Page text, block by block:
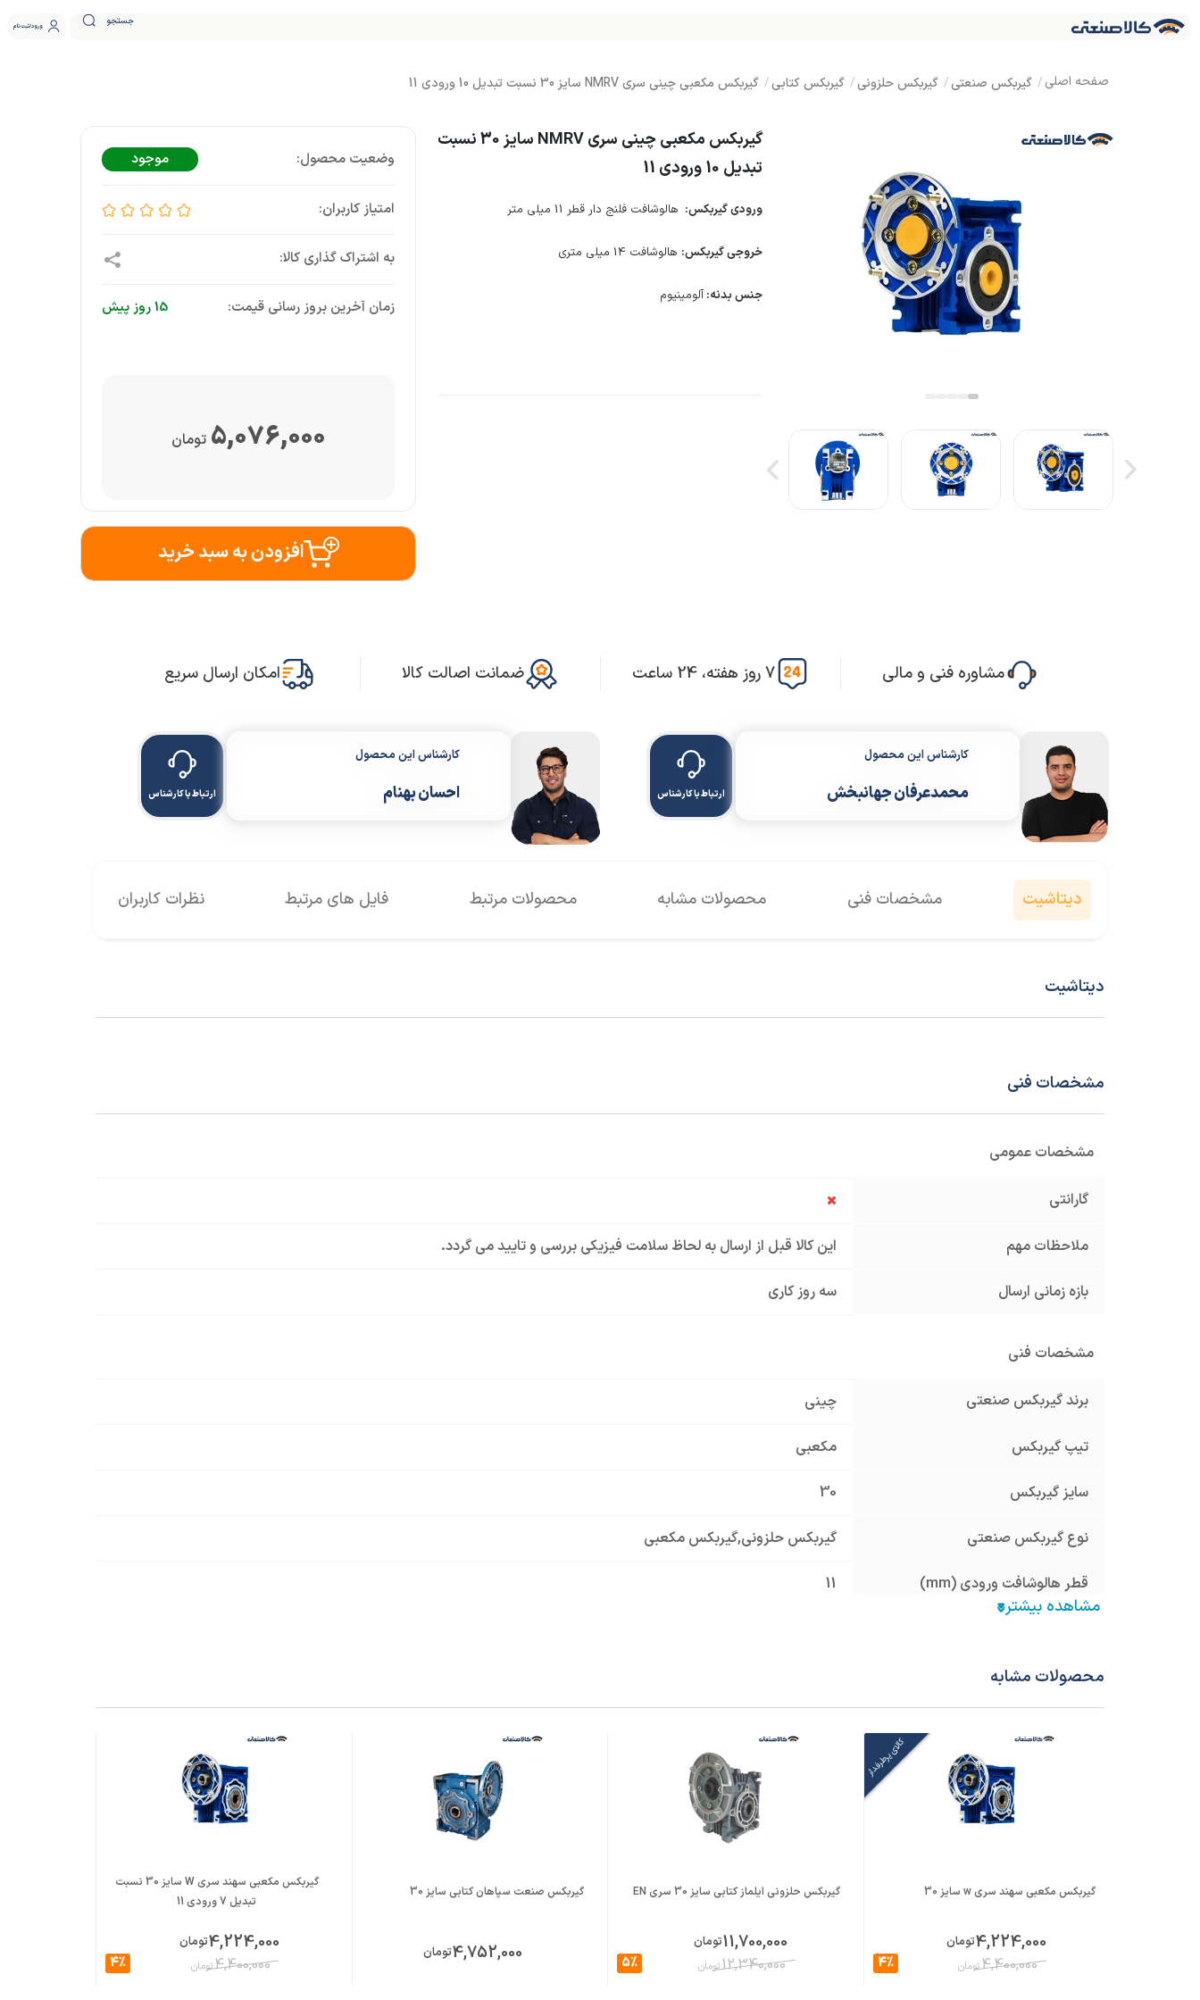
جستجو ورود ثبت نام
گیربکس صنعتی گیربکس حلزونی گیربکس کتابی گیربکس مکعبی چینی سری NMRV سایز 30 نسبت تبدیل 10 ورودی 11
گیربکس مکعبی چینی سری NMRV سایز 30 نسبت
تبدیل 10 ورودی 11
ورودی گیربکس: هالوشافت فلنج دار قطر 11 میلی متر
خروجی گیربکس: هالوشافت 14 میلی متری
جنس بدنه: آلومینیوم
موجود
زمان آخرین بروز رسانی قیمت: 15 روز پیش
5,076,000 تومان
افزودن به سبد خرید
مشاوره فنی و مالی 7 روز هفته، 24 ساعت ضمانت اصالت کالا امکان ارسال سریع
کارشناس این محصول
محمدعرفان جهانبخش ارتباط با کارشناس
کارشناس این محصول
احسان بهنام ارتباط با کارشناس
دیتاشیت مشخصات فنی محصولات مشابه محصولات مرتبط فایل های مرتبط نظرات کاربران
دیتاشیت
مشخصات فنی
مشخصات عمومی
گارانتی
ملاحظات مهم این کالا قبل از ارسال به لحاظ سلامت فیزیکی بررسی و تایید می گردد.
بازه زمانی ارسال سه روز کاری
مشخصات فنی
برند گیربکس صنعتی چینی
تیپ گیربکس مکعبی
سایز گیربکس 30
نوع گیربکس صنعتی گیربکس حلزونی,گیربکس مکعبی
قطر هالوشافت ورودی (mm) 11
نسبت تبدیل
نوع فلنچ ورودی
قطر شافت خروجی (mm)
محصولات مشابه
کالای پرطرفدار
گیربکس مکعبی سهند سری w سایز 30
4,224,000تومان
4,400,000تومان 4%
گیربکس حلزونی ایلماز کتابی سایز 30 سری EN
11,700,000تومان
12,340,000تومان 5%
گیربکس صنعت سپاهان کتابی سایز 30
4,752,000تومان
گیربکس مکعبی سهند سری W سایز 30 نسبت
تبدیل 7 ورودی 11
4,224,000تومان
4,400,000تومان 4%